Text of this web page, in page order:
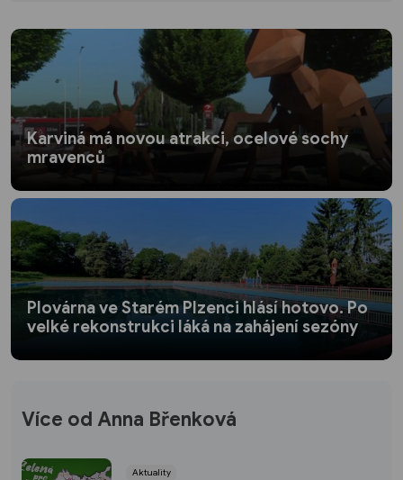
Karviná má novou atrakci, ocelové sochy
mravenců
Plovárna ve Starém Plzenci hlásí hotovo. Po
velké rekonstrukci láká na zahájení sezóny
Více od Anna Břenková
Aktuality